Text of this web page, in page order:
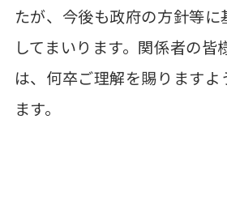
たが、今後も政府の方針等
してまいります。関係者の皆
は、何卒ご理解を賜ります
ます。